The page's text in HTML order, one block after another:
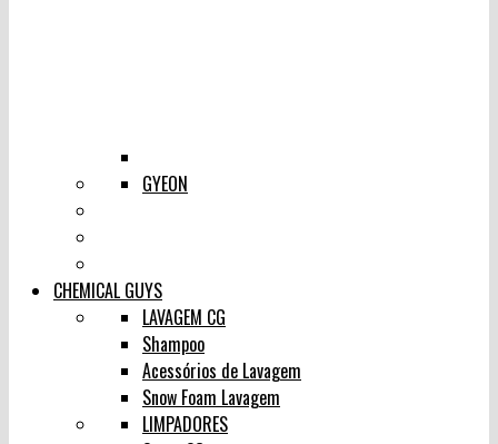
GYEON
CHEMICAL GUYS
LAVAGEM CG
Shampoo
Acessórios de Lavagem
Snow Foam Lavagem
LIMPADORES